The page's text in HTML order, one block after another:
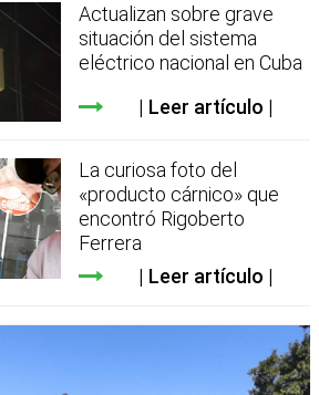
Actualizan sobre grave
situación del sistema
eléctrico nacional en Cuba
Leer artículo
La curiosa foto del
«producto cárnico» que
encontró Rigoberto
Ferrera
Leer artículo